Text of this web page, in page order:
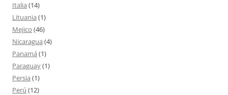
Italia (14)
Lituania (1)
Mejico (46)
Nicaragua (4)
Panamá (1)
Paraguay(1)
Persia (1)
Perú (12)